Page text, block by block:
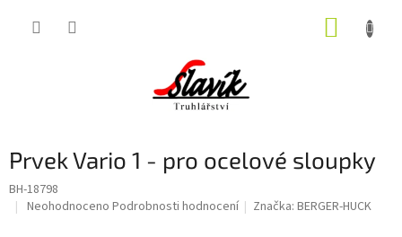
Prvek Vario 1 - pro ocelové sloupky
BH-18798
Průměrné
Neohodnoceno Podrobnosti hodnocení Značka:BERGER-HUCK